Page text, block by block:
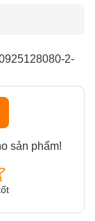
2-
sản phẩm!